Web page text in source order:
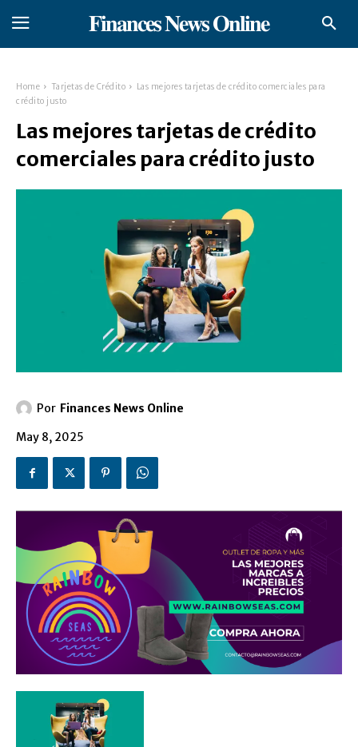
𝐅𝐢𝐧𝐚𝐧𝐜𝐞𝐬 𝐍𝐞𝐰𝐬 𝐎𝐧𝐥𝐢𝐧𝐞
Home Tarjetas de Crédito
Las mejores tarjetas de crédito comerciales para
crédito justo
Las mejores tarjetas de crédito
comerciales para crédito justo
Por Finances News Online
May 8, 2025